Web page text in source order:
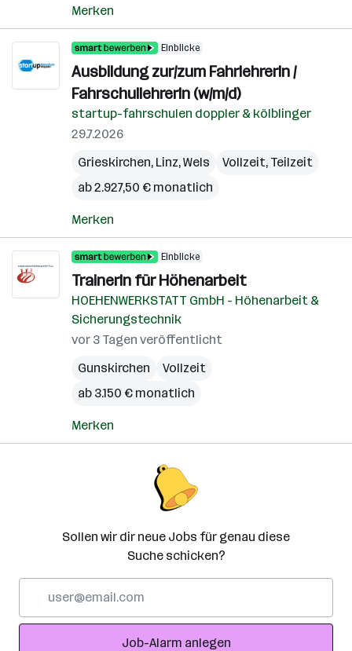
Merken
Einblicke
Ausbildung zur/zum FahrlehrerIn /
FahrschullehrerIn (w/m/d)
startup-fahrschulen doppler & kölblinger
29.7.2026
Grieskirchen, Linz,Wels
Vollzeit, Teilzeit
ab 2.927,50 € monatlich
Merken
Einblicke
TrainerIn für Höhenarbeit
HOEHENWERKSTATT GmbH - Höhenarbeit &
Sicherungstechnik
vor 3 Tagen veröffentlicht
Gunskirchen
Vollzeit
ab 3.150 € monatlich
Merken
Sollen wir dir neue Jobs für genau diese
Suche schicken?
Adresse
Job-Alarm anlegen